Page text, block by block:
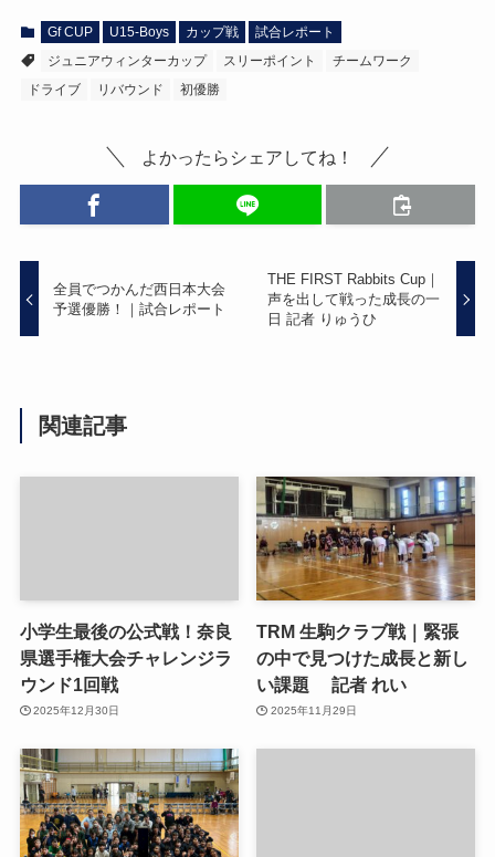
Gf CUP U15-Boys カップ戦
試合レポート
ジュニアウィンターカップ
スリーポイント
チームワーク
ドライブ
リバウンド 初優勝
よかったらシェアしてね！
全員でつかんだ西日本大会
予選優勝！｜試合レポート
THE FIRST Rabbits Cup｜
声を出して戦った成長の一
日 記者 りゅうひ
関連記事
小学生最後の公式戦！奈良
県選手権大会チャレンジラ
ウンド1回戦
2025年12月30日
TRM 生駒クラブ戦｜緊張
の中で見つけた成長と新し
い課題 記者 れい
2025年11月29日